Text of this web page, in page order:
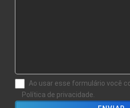
Ao usar esse formulário você
Política de privacidade.